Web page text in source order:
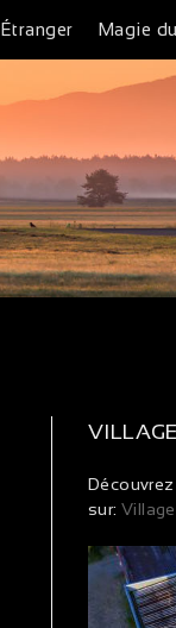
Étranger Magie
sur: